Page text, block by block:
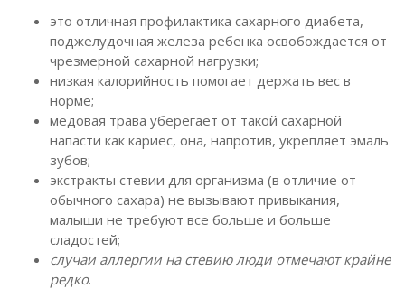
это отличная профилактика сахарного диабета,
поджелудочная железа ребенка освобождается от
чрезмерной сахарной нагрузки;
низкая калорийность помогает держать вес в
норме;
медовая трава уберегает от такой сахарной
напасти как кариес, она, напротив, укрепляет эмаль
зубов;
экстракты стевии для организма (в отличие от
обычного сахара) не вызывают привыкания,
малыши не требуют все больше и больше
сладостей;
случаи аллергии на стевию люди отмечают крайне
редко.